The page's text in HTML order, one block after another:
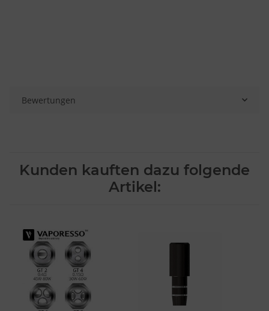
Bewertungen
Kunden kauften dazu folgende
Artikel: